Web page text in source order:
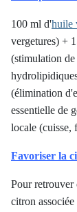
100 ml d'huile
vergetures) +
(stimulation
(élimination
essentielle de
locale (cuisse,
Favoriser la
Pour retrouver
citron associée